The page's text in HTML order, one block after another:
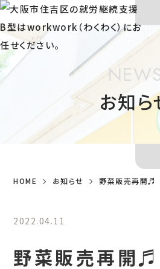
お知ら
HOME お知らせ 野菜販売再開♬
2022.04.11
野菜販売再開♬